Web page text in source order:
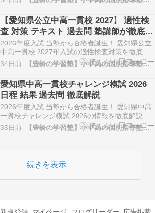
ドバイスをもとに、合格につながる効果的な志願
理由書の作成法を詳しく紹介します。 愛知県公立
中高一貫校 志願理由書 この記事を書いた人 西…
【愛知県公立中高一貫校 2027】 適性検
査 対策 テキスト 過去問 塾講師が徹底解
説
2026年度入試 当塾から合格者誕生！ 愛知県公立
中高一貫校 2027年入試の適性検査対策を徹底解
説。効果的な勉強法、使用すべきテキスト、過去
問の活用法を塾講師が詳しく紹介します。初受検
でも失敗しないための最新情報をまとめていま
す。 愛知県公立中高一貫校 適性検査対策 この記
事…
34日前 【豊橋の学習塾】小中高の個別指導塾「とよはし練成塾」
愛知県中高一貫校チャレンジ模試 2026
日程 結果 過去問 徹底解説
2026年度入試 当塾から合格者誕生！ 愛知県中高
一貫校チャレンジ模試 2026の情報を徹底解説。
日程や結果、過去問・解答例をまとめ、受験生が
効率的に対策できるポイントや塾講師のアドバイ
備えましょう。 愛知県中高一貫校チャレンジ模試
35日前 【豊橋の学習塾】小中高の個別指導塾「とよはし練成塾」
続きを表示